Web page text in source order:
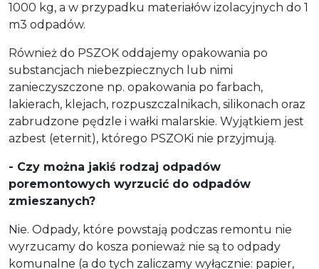
1000 kg, a w przypadku materiałów izolacyjnych do 1
m3 odpadów.
Również do PSZOK oddajemy opakowania po
substancjach niebezpiecznych lub nimi
zanieczyszczone np. opakowania po farbach,
lakierach, klejach, rozpuszczalnikach, silikonach oraz
zabrudzone pędzle i wałki malarskie. Wyjątkiem jest
azbest (eternit), którego PSZOKi nie przyjmują.
- Czy można jakiś rodzaj odpadów
poremontowych wyrzucić do odpadów
zmieszanych?
Nie. Odpady, które powstają podczas remontu nie
wyrzucamy do kosza ponieważ nie są to odpady
komunalne (a do tych zaliczamy wyłącznie: papier,